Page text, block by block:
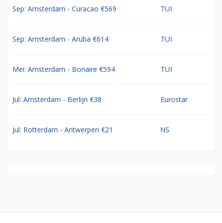
Sep: Amsterdam - Curacao €569 TUI
Sep: Amsterdam - Aruba €614 TUI
Mei: Amsterdam - Bonaire €594 TUI
Jul: Amsterdam - Berlijn €38 Eurostar
Jul: Rotterdam - Antwerpen €21 NS